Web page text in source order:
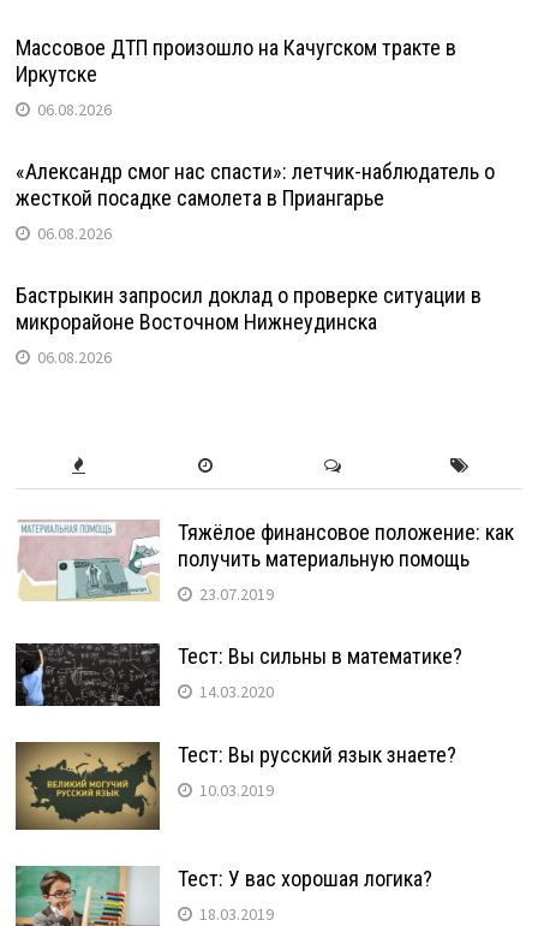
Массовое ДТП произошло на Качугском тракте в
Иркутске
06.08.2026
«Александр смог нас спасти»: летчик-наблюдатель о
жесткой посадке самолета в Приангарье
06.08.2026
Бастрыкин запросил доклад о проверке ситуации в
микрорайоне Восточном Нижнеудинска
06.08.2026
Тяжёлое финансовое положение: как
получить материальную помощь
23.07.2019
Тест: Вы сильны в математике?
14.03.2020
Тест: Вы русский язык знаете?
10.03.2019
Тест: У вас хорошая логика?
18.03.2019